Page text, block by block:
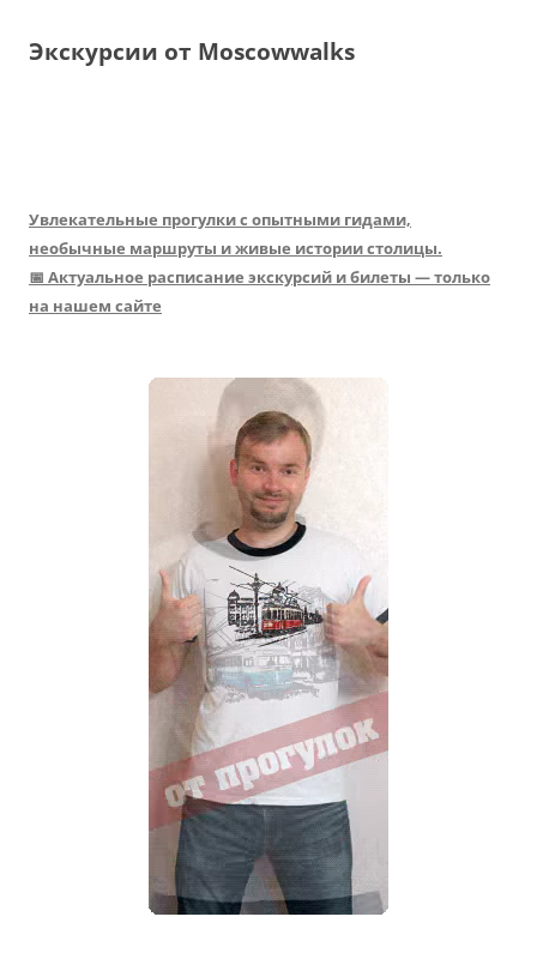
Экскурсии от Moscowwalks
Увлекательные прогулки с опытными гидами,
необычные маршруты и живые истории столицы.
📅 Актуальное расписание экскурсий и билеты — только
на нашем сайте